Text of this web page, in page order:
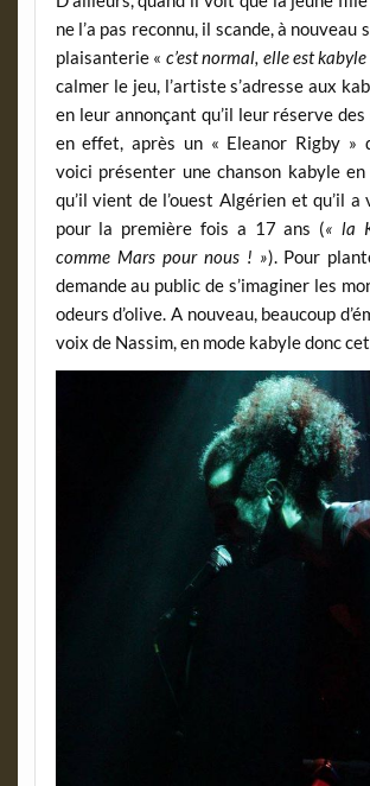
ne l’a pas reconnu, il scande, à nouveau
plaisanterie « c’est normal, elle est
calmer le jeu, l’artiste s’adresse aux
en leur annonçant qu’il leur réserve
en effet, après un « Eleanor Rigby »
voici présenter une chanson kabyle
qu’il vient de l’ouest Algérien et qu’il a
pour la première fois a 17 ans (« la
comme Mars pour nous ! »). Pour
demande au public de s’imaginer les
odeurs d’olive. A nouveau, beaucoup
voix de Nassim, en mode kabyle donc